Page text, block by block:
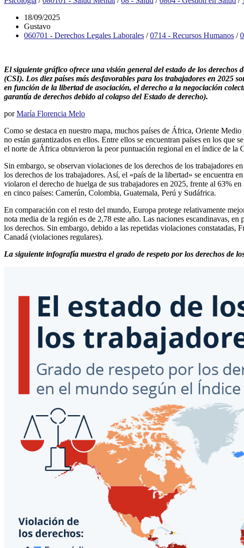
18/09/2025
Gustavo
060701 - Derechos Legales Laborales /0714 - Recursos Humanos /
El siguiente gráfico ofrece una visión general del estado de los derechos
(CSI). Los diez países más desfavorables para los trabajadores en
en función de la libertad de asociación, el derecho a la negociación
garantía de derechos debido al colapso del Estado de derecho).
porMaría Florencia Melo
Como se destaca en nuestro mapa, muchos países de África, Oriente
no están garantizados en ellos. Entre ellos se encuentran países en los
el norte de África obtuvieron la peor puntuación regional en el índice de la
Sin embargo, se observan violaciones de los derechos de los trabajadores
los derechos de los trabajadores. Así, el «país de la libertad» se encuentra
violaron el derecho de huelga de sus trabajadores en 2025, frente al 63%
en cinco países: Camerún, Colombia, Guatemala, Perú y Sudáfrica.
En comparación con el resto del mundo, Europa protege relativamente
nota media de la región es de 2,78 este año. Las naciones escandinavas,
los derechos. Sin embargo, debido a las repetidas violaciones
Canadá (violaciones regulares).
La siguiente infografía muestra el grado de respeto por los derechos de